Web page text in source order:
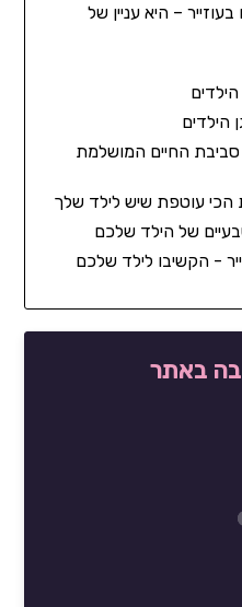
– היא עניין של
הילדים
סביבת החיים המושלמת
הכי עוטפת שיש לילד שלך
של הילד שלכם
- הקשיבו לילד שלכם
באתר